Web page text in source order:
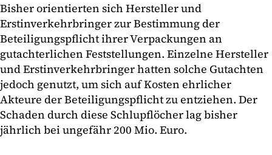
Bisher orientierten sich Hersteller und
Erstinverkehrbringer zur Bestimmung der
Beteiligungspflicht ihrer Verpackungen an
gutachterlichen Feststellungen. Einzelne Hersteller
und Erstinverkehrbringer hatten solche Gutachten
jedoch genutzt, um sich auf Kosten ehrlicher
Akteure der Beteiligungspflicht zu entziehen. Der
Schaden durch diese Schlupflöcher lag bisher
jährlich bei ungefähr 200 Mio. Euro.